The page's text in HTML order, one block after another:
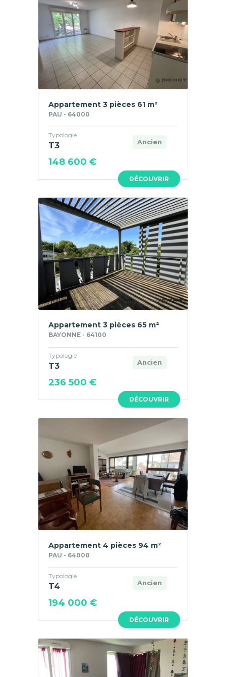
DÉCOUVRIR
Appartement 3 pièces 61 m²
PAU - 64000
Ancien
Typologie
T3
148 600 €
DÉCOUVRIR
Appartement 3 pièces 65 m²
BAYONNE - 64100
Ancien
Typologie
T3
236 500 €
DÉCOUVRIR
Appartement 4 pièces 94 m²
PAU - 64000
Ancien
Typologie
T4
194 000 €